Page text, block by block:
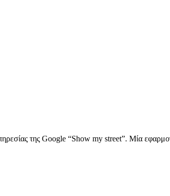
της Google “Show my street”. Μία